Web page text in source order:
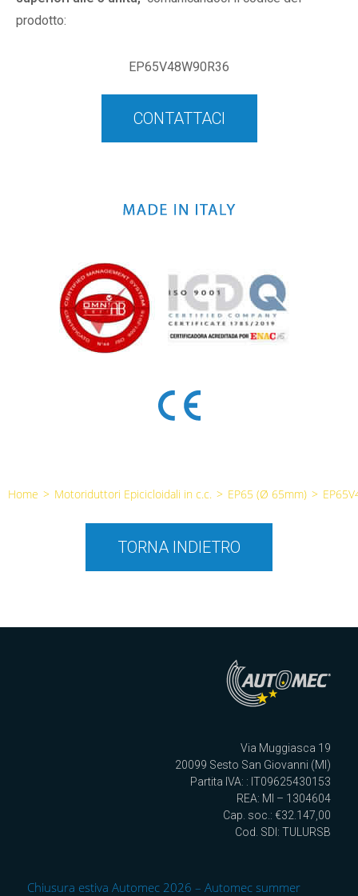
prodotto:
EP65V48W90R36
CONTATTACI
Home > Motoriduttori Epicicloidali in c.c. > EP65 (Ø 65mm) >
TORNA INDIETRO
Via Muggiasca 19
20099 Sesto San Giovanni (MI)
Partita IVA: : IT09625430153
REA: MI – 1304604
Cap. soc.: €32.147,00
Cod. SDI: TULURSB
Chiusura estiva Automec 2026 – Automec summer